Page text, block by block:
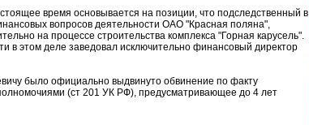
время основывается на позиции, что подследственный в
вопросов деятельности ОАО "Красная поляна",
на процессе строительства комплекса "Горная карусель".
в этом деле заведовал исключительно финансовый директор
было официально выдвинуто обвинение по факту
(ст 201 УК РФ), предусматривающее до 4 лет